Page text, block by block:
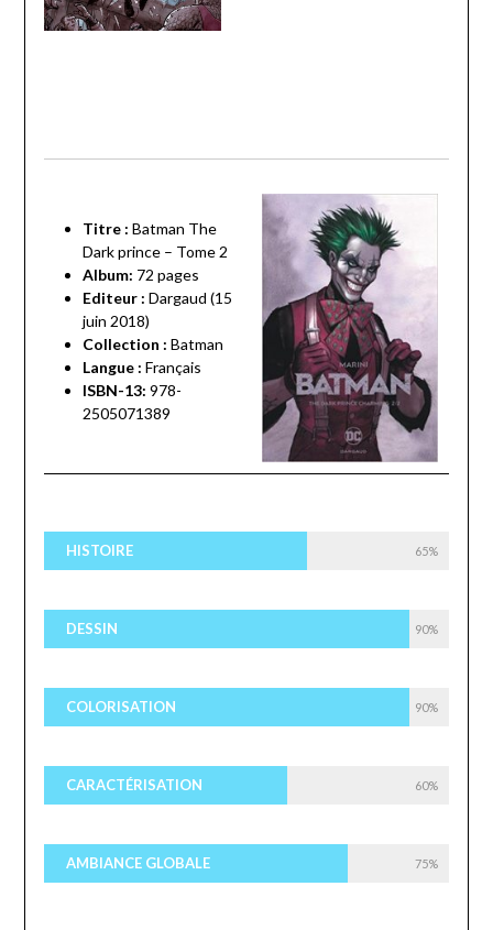
Titre : Batman The
Dark prince – Tome 2
Album: 72 pages
Editeur : Dargaud (15
juin 2018)
Collection : Batman
Langue : Français
ISBN-13: 978-
2505071389
HISTOIRE 65%
DESSIN 90%
COLORISATION 90%
CARACTÉRISATION 60%
AMBIANCE GLOBALE 75%